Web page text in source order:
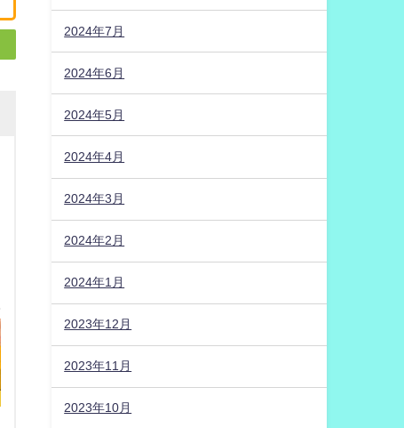
2024年7月
2024年6月
2024年5月
2024年4月
2024年3月
2024年2月
2024年1月
2023年12月
2023年11月
2023年10月